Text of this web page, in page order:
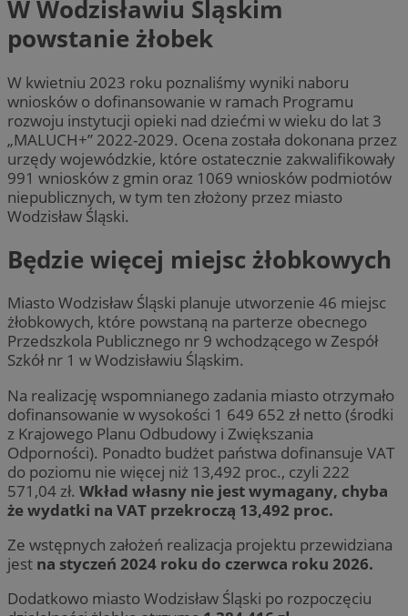
W Wodzisławiu Śląskim
powstanie żłobek
W kwietniu 2023 roku poznaliśmy wyniki naboru
wniosków o dofinansowanie w ramach Programu
rozwoju instytucji opieki nad dziećmi w wieku do lat 3
„MALUCH+” 2022-2029. Ocena została dokonana przez
urzędy wojewódzkie, które ostatecznie zakwalifikowały
991 wniosków z gmin oraz 1069 wniosków podmiotów
niepublicznych, w tym ten złożony przez miasto
Wodzisław Śląski.
Będzie więcej miejsc żłobkowych
Miasto Wodzisław Śląski planuje utworzenie 46 miejsc
żłobkowych, które powstaną na parterze obecnego
Przedszkola Publicznego nr 9 wchodzącego w Zespół
Szkół nr 1 w Wodzisławiu Śląskim.
Na realizację wspomnianego zadania miasto otrzymało
dofinansowanie w wysokości 1 649 652 zł netto (środki
z Krajowego Planu Odbudowy i Zwiększania
Odporności). Ponadto budżet państwa dofinansuje VAT
do poziomu nie więcej niż 13,492 proc., czyli 222
571,04 zł. Wkład własny nie jest wymagany, chyba
że wydatki na VAT przekroczą 13,492 proc.
Ze wstępnych założeń realizacja projektu przewidziana
jest na styczeń 2024 roku do czerwca roku 2026.
Dodatkowo miasto Wodzisław Śląski po rozpoczęciu